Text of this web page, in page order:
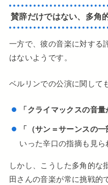
賛辞だけではない、多角
一方で、彼の音楽に対する
はないようです。
ベルリンでの公演に関して
「クライマックスの音量
「（サン＝サーンスの
いった辛口の指摘も見ら
しかし、こうした多角的な
田さんの音楽が常に挑戦的